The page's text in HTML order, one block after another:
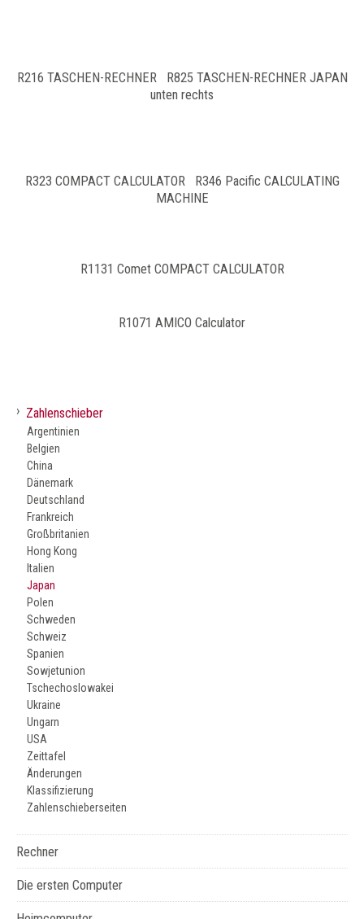
R216 TASCHEN-RECHNER R825 TASCHEN-RECHNER JAPAN
unten rechts
R323 COMPACT CALCULATOR R346 Pacific CALCULATING
MACHINE
R1131 Comet COMPACT CALCULATOR
R1071 AMICO Calculator
› Zahlenschieber
Argentinien
Belgien
China
Dänemark
Deutschland
Frankreich
Großbritanien
Hong Kong
Italien
Japan
Polen
Schweden
Schweiz
Spanien
Sowjetunion
Tschechoslowakei
Ukraine
Ungarn
USA
Zeittafel
Änderungen
Klassifizierung
Zahlenschieberseiten
Rechner
Die ersten Computer